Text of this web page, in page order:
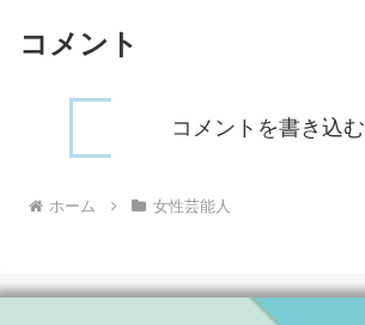
コメント
コメントを書き込む
ホーム 女性芸能人